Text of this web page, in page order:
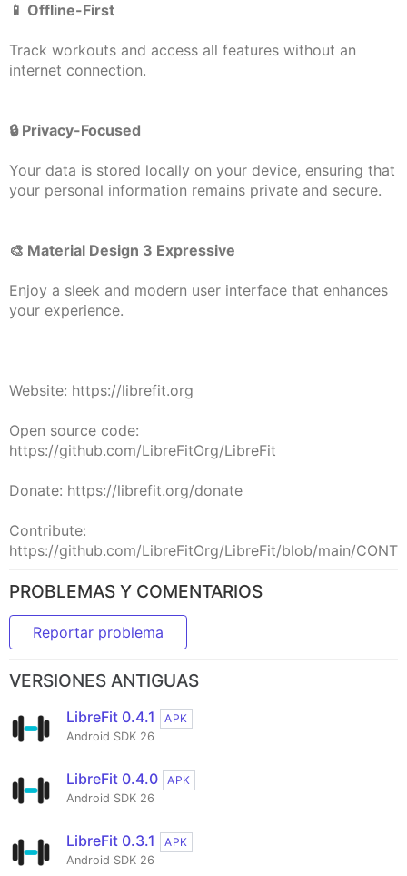
📱 Offline-First
Track workouts and access all features without an
internet connection.
🔒 Privacy-Focused
Your data is stored locally on your device, ensuring that
your personal information remains private and secure.
🎨 Material Design 3 Expressive
Enjoy a sleek and modern user interface that enhances
your experience.
Website: https://librefit.org
Open source code:
https://github.com/LibreFitOrg/LibreFit
Donate: https://librefit.org/donate
Contribute:
https://github.com/LibreFitOrg/LibreFit/blob/main/
PROBLEMAS Y COMENTARIOS
Reportar problema
VERSIONES ANTIGUAS
LibreFit 0.4.1
APK
Android SDK 26
LibreFit 0.4.0
APK
Android SDK 26
LibreFit 0.3.1
APK
Android SDK 26